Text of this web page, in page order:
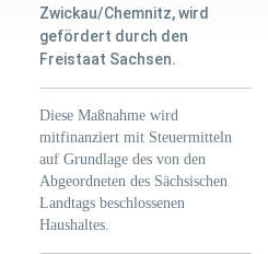
Zwickau/Chemnitz, wird
gefördert durch den
Freistaat Sachsen.
Diese Maßnahme wird
mitfinanziert mit Steuermitteln
auf Grundlage des von den
Abgeordneten des Sächsischen
Landtags beschlossenen
Haushaltes.